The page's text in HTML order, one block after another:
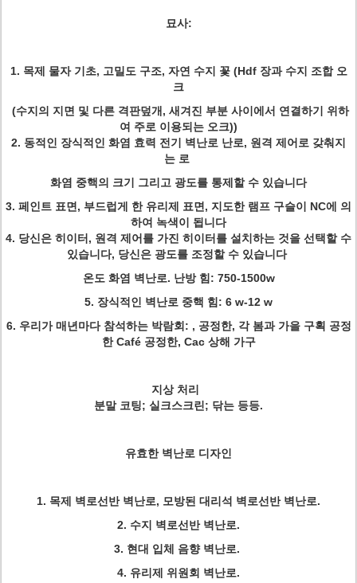
묘사:
1. 목제 물자 기초, 고밀도 구조, 자연 수지 꽃 (Hdf 장과 수지 조합 오
크
(수지의 지면 및 다른 격판덮개, 새겨진 부분 사이에서 연결하기 위하
여 주로 이용되는 오크))
2. 동적인 장식적인 화염 효력 전기 벽난로 난로, 원격 제어로 갖춰지
는 로
화염 중핵의 크기 그리고 광도를 통제할 수 있습니다
3. 페인트 표면, 부드럽게 한 유리제 표면, 지도한 램프 구슬이 NC에 의
하여 녹색이 됩니다
4. 당신은 히이터, 원격 제어를 가진 히이터를 설치하는 것을 선택할 수
있습니다, 당신은 광도를 조정할 수 있습니다
온도 화염 벽난로. 난방 힘: 750-1500w
5. 장식적인 벽난로 중핵 힘: 6 w-12 w
6. 우리가 매년마다 참석하는 박람회: , 공정한, 각 봄과 가을 구획 공정
한 Café 공정한, Cac 상해 가구
지상 처리
분말 코팅; 실크스크린; 닦는 등등.
유효한 벽난로 디자인
1. 목제 벽로선반 벽난로, 모방된 대리석 벽로선반 벽난로.
2. 수지 벽로선반 벽난로.
3. 현대 입체 음향 벽난로.
4. 유리제 위원회 벽난로.